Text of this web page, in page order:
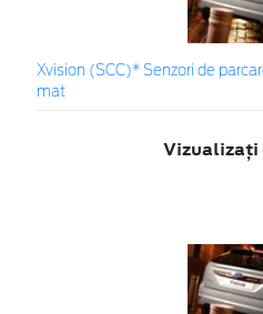
Xvision (SCC)* Senzori de
mat